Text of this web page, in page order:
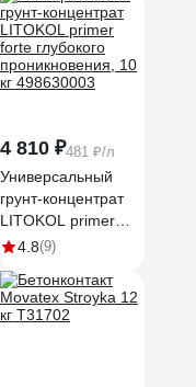
4 810 ₽481 ₽/л
Универсальный
грунт-концентрат
LITOKOL primer
forte глубокого
кг 498630003
4.8(9)